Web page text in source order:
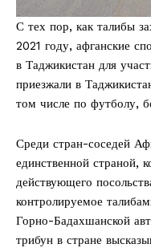
С тех пор, как талибы
2021 году, афганские
в Таджикистан для
приезжали в
том числе по футболу,
Среди стран-соседей
единственной страной,
действующего
контролируемое
Горно-Бадахшанской
трибун в стране